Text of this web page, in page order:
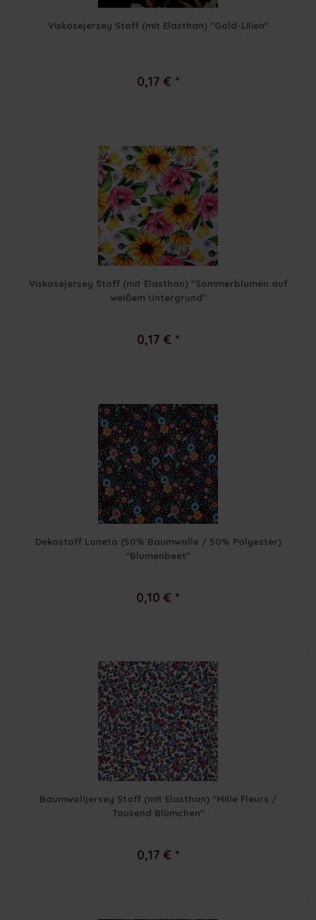
Viskosejersey Stoff (mit Elasthan) "Gold-Lilien"
0,17 € *
Viskosejersey Stoff (mit Elasthan) "Sommerblumen auf
weißem Untergrund"
0,17 € *
Dekostoff Loneta (50% Baumwolle / 50% Polyester)
"Blumenbeet"
0,10 € *
Baumwolljersey Stoff (mit Elasthan) "Mille Fleurs /
Tausend Blümchen"
0,17 € *